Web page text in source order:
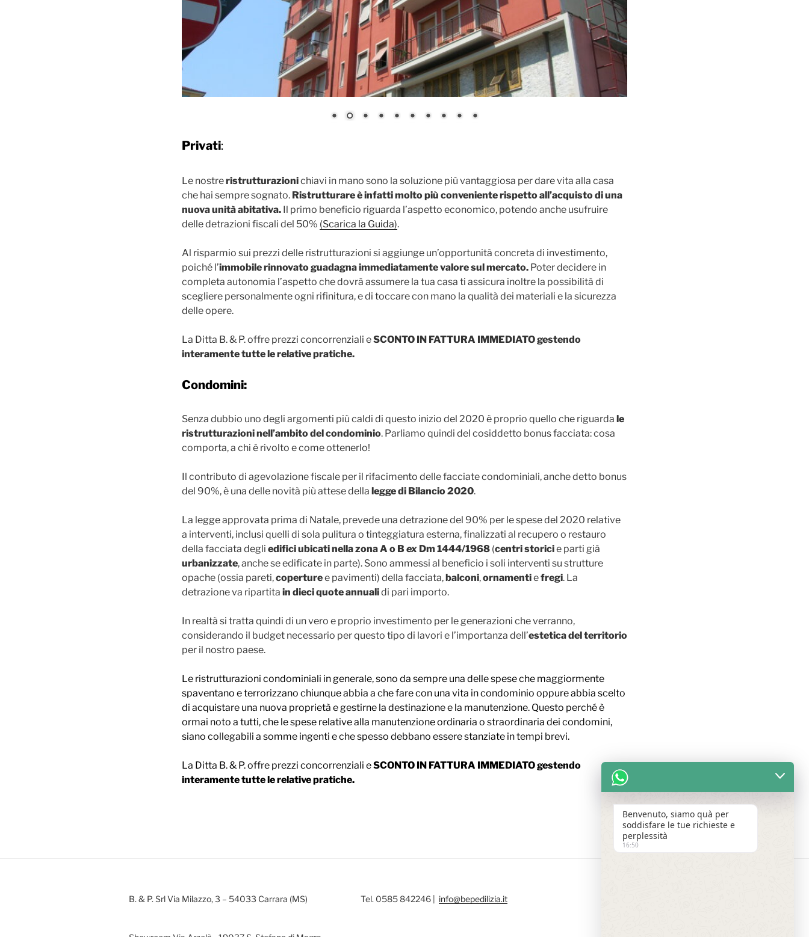
Privati:
Le nostreristrutturazionichiavi in mano sono la soluzione più vantaggiosa per dare vita alla casa
che hai sempre sognato. Ristrutturare è infatti molto più conveniente rispetto all’acquisto di una
nuova unità abitativa. Il primo beneficio riguarda l’aspetto economico, potendo anche usufruire
delle detrazioni fiscali del 50% (Scarica la Guida).
Al risparmio sui prezzi delle ristrutturazioni si aggiunge un’opportunità concreta di investimento,
poiché l’immobile rinnovato guadagna immediatamente valore sul mercato. Poter decidere in
completa autonomia l’aspetto che dovrà assumere la tua casa ti assicura inoltre la possibilità di
scegliere personalmente ogni rifinitura, e di toccare con mano la qualità dei materiali e la sicurezza
delle opere.
La Ditta B. & P. offre prezzi concorrenziali eSCONTO IN FATTURA IMMEDIATO gestendo
interamente tutte le relative pratiche.
Condomini:
Senza dubbio uno degli argomenti più caldi di questo inizio del 2020 è proprio quello che riguarda le
ristrutturazioni nell’ambito del condominio. Parliamo quindi del cosiddetto bonus facciata: cosa
comporta, a chi é rivolto e come ottenerlo!
Il contributo di agevolazione fiscale per il rifacimento delle facciate condominiali, anche detto bonus
del 90%, è una delle novità più attese della legge di Bilancio 2020.
La legge approvata prima di Natale, prevede una detrazione del 90% per le spese del 2020 relative
a interventi, inclusi quelli di sola pulitura o tinteggiatura esterna, finalizzati al recupero o restauro
della facciata degli edifici ubicati nella zona A o B ex Dm 1444/1968 (centri storicie parti già
urbanizzate, anche se edificate in parte). Sono ammessi al beneficio i soli interventi su strutture
opache (ossia pareti,coperturee pavimenti) della facciata,balconi,ornamentiefregi. La
detrazione va ripartita in dieci quote annualidi pari importo.
In realtà si tratta quindi di un vero e proprio investimento per le generazioni che verranno,
considerando il budget necessario per questo tipo di lavori e l’importanza dell’estetica del territorio
per il nostro paese.
Le ristrutturazioni condominiali in generale, sono da sempre una delle spese che maggiormente
spaventano e terrorizzano chiunque abbia a che fare con una vita in condominio oppure abbia scelto
di acquistare una nuova proprietà e gestirne la destinazione e la manutenzione. Questo perché è
ormai noto a tutti, che le spese relative alla manutenzione ordinaria o straordinaria dei condomini,
siano collegabili a somme ingenti e che spesso debbano essere stanziate in tempi brevi.
La Ditta B. & P. offre prezzi concorrenziali eSCONTO IN FATTURA IMMEDIATO gestendo
interamente tutte le relative pratiche.
B. & P. Srl Via Milazzo, 3 – 54033 Carrara (MS) Tel. 0585 842246 | info@bepedilizia.it
Benvenuto, siamo quà per
soddisfare le tue richieste e
perplessità
16:50